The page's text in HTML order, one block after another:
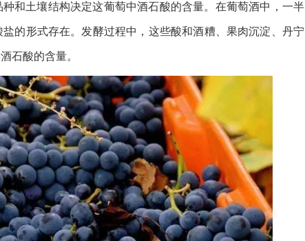
和土壤结构决定这葡萄中酒石酸的含量。在葡萄酒中，一半
的形式存在。发酵过程中，这些酸和酒糟、果肉沉淀、丹宁
石酸的含量。